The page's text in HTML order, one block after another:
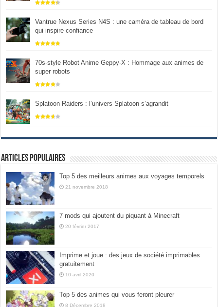
Vantrue Nexus Series N4S : une caméra de tableau de bord
qui inspire confiance
70s-style Robot Anime Geppy-X : Hommage aux animes de
super robots
Splatoon Raiders : l’univers Splatoon s’agrandit
Articles populaires
Top 5 des meilleurs animes aux voyages temporels
21 novembre 2018
7 mods qui ajoutent du piquant à Minecraft
20 février 2017
Imprime et joue : des jeux de société imprimables
gratuitement
10 avril 2020
Top 5 des animes qui vous feront pleurer
8 Décembre 2018